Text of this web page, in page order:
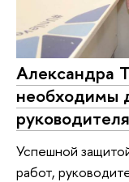
Александра
необходимы
Успешной
работ,